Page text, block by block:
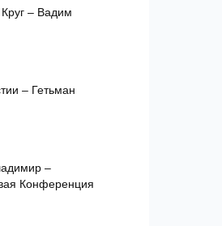
– Вадим
– Гетьман
–
Конференция